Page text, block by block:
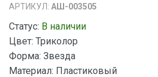
АРТИКУЛ: АШ-003505
Статус: В наличии
Цвет: Триколор
Форма: Звезда
Материал: Пластиковый